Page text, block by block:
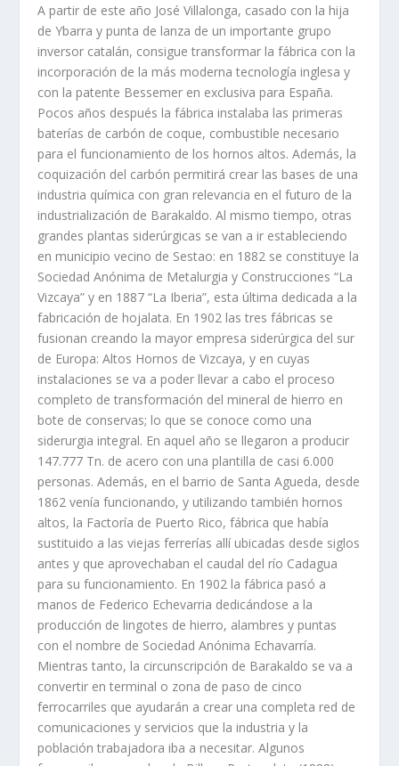
A partir de este año José Villalonga, casado con la hija
de Ybarra y punta de lanza de un importante grupo
inversor catalán, consigue transformar la fábrica con la
incorporación de la más moderna tecnología inglesa y
con la patente Bessemer en exclusiva para España.
Pocos años después la fábrica instalaba las primeras
baterías de carbón de coque, combustible necesario
para el funcionamiento de los hornos altos. Además, la
coquización del carbón permitirá crear las bases de una
industria química con gran relevancia en el futuro de la
industrialización de Barakaldo. Al mismo tiempo, otras
grandes plantas siderúrgicas se van a ir estableciendo
en municipio vecino de Sestao: en 1882 se constituye la
Sociedad Anónima de Metalurgia y Construcciones “La
Vizcaya” y en 1887 “La Iberia”, esta última dedicada a la
fabricación de hojalata. En 1902 las tres fábricas se
fusionan creando la mayor empresa siderúrgica del sur
de Europa: Altos Hornos de Vizcaya, y en cuyas
instalaciones se va a poder llevar a cabo el proceso
completo de transformación del mineral de hierro en
bote de conservas; lo que se conoce como una
siderurgia integral. En aquel año se llegaron a producir
147.777 Tn. de acero con una plantilla de casi 6.000
personas. Además, en el barrio de Santa Agueda, desde
1862 venía funcionando, y utilizando también hornos
altos, la Factoría de Puerto Rico, fábrica que había
sustituido a las viejas ferrerías allí ubicadas desde siglos
antes y que aprovechaban el caudal del río Cadagua
para su funcionamiento. En 1902 la fábrica pasó a
manos de Federico Echevarria dedicándose a la
producción de lingotes de hierro, alambres y puntas
con el nombre de Sociedad Anónima Echavarría.
Mientras tanto, la circunscripción de Barakaldo se va a
convertir en terminal o zona de paso de cinco
ferrocarriles que ayudarán a crear una completa red de
comunicaciones y servicios que la industria y la
población trabajadora iba a necesitar. Algunos